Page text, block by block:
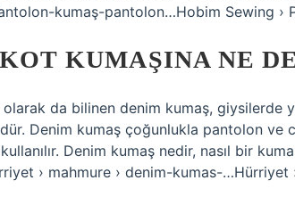
kumaş-pantolon…Hobim Sewing
KUMAŞINA NE
olarak da bilinen denim kumaş, giysilerde
Denim kumaş çoğunlukla pantolon ve
Denim kumaş nedir, nasıl bir
› mahmure › denim-kumas-…Hürriyet